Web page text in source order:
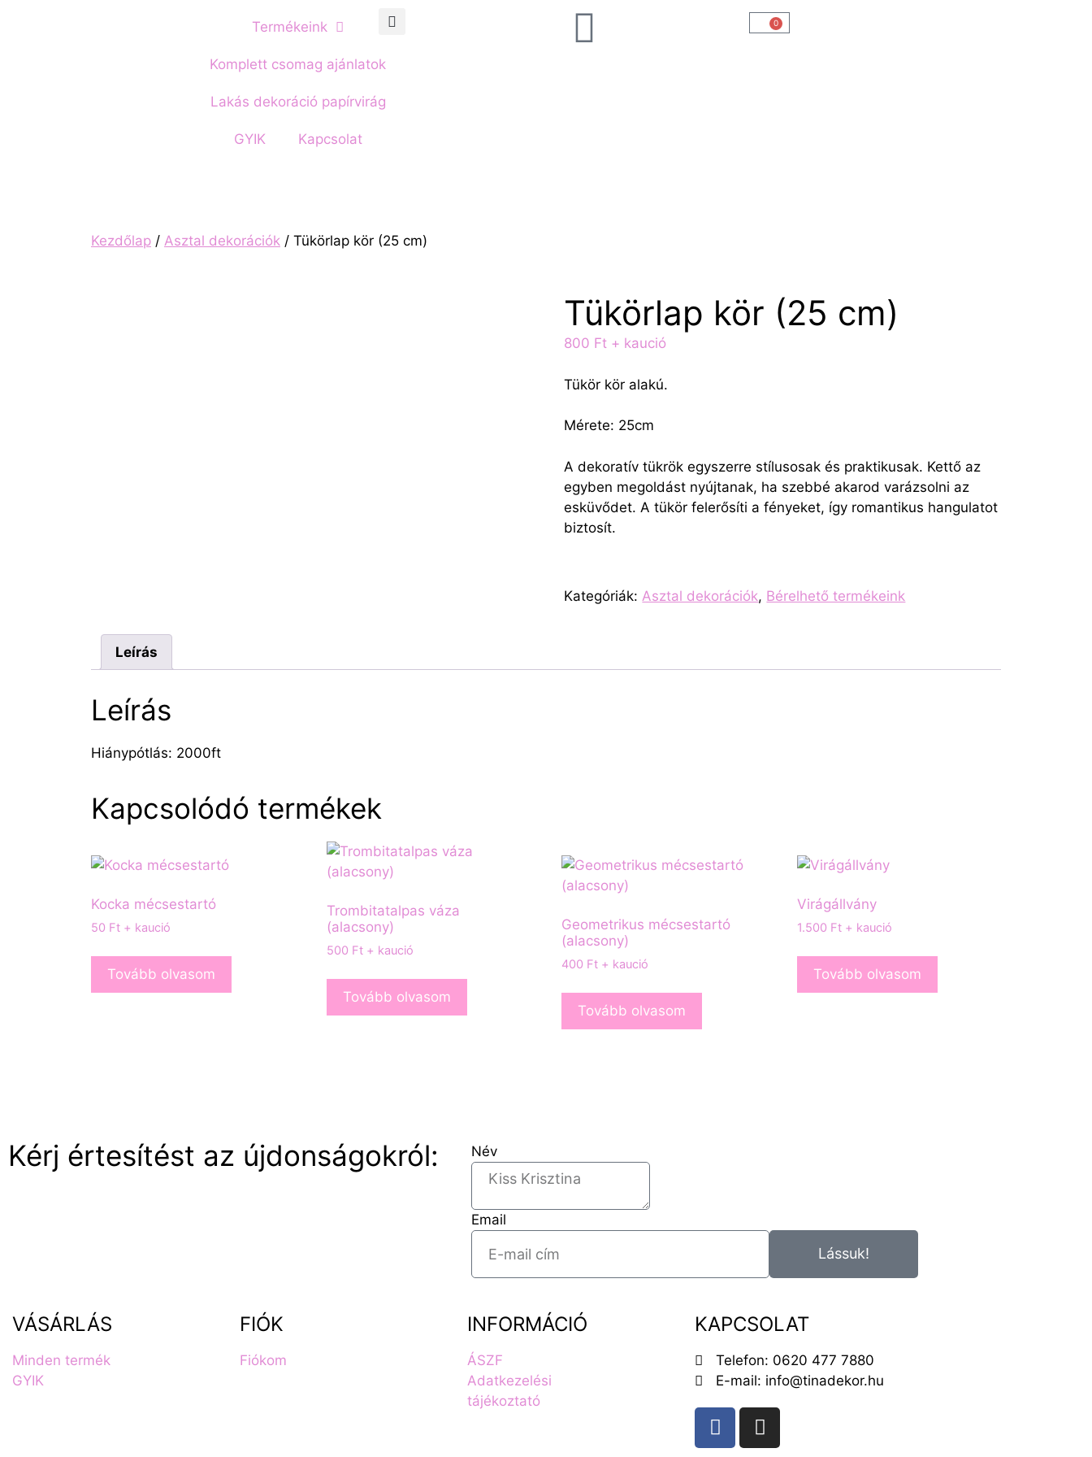
Termékeink
Komplett csomag ajánlatok
Lakás dekoráció papírvirág
GYIK Kapcsolat
0
Kezdőlap / Asztal dekorációk / Tükörlap kör (25 cm)
Tükörlap kör (25 cm)
800 Ft + kaució
Tükör kör alakú.
Mérete: 25cm
A dekoratív tükrök egyszerre stílusosak és praktikusak. Kettő az
egyben megoldást nyújtanak, ha szebbé akarod varázsolni az
esküvődet. A tükör felerősíti a fényeket, így romantikus hangulatot
biztosít.
Kategóriák:Asztal dekorációk, Bérelhető termékeink
Leírás
Leírás
Hiánypótlás: 2000ft
Kapcsolódó termékek
Kocka mécsestartó
50 Ft + kaució
Tovább olvasom
Trombitatalpas váza
(alacsony)
500 Ft+ kaució
Tovább olvasom
Geometrikus mécsestartó
(alacsony)
400 Ft + kaució
Tovább olvasom
Virágállvány
1.500 Ft+ kaució
Tovább olvasom
Kérj értesítést az újdonságokról: Név
Email
Lássuk!
VÁSÁRLÁS
Minden termék
GYIK
FIÓK
Fiókom
INFORMÁCIÓ
ÁSZF
Adatkezelési
tájékoztató
KAPCSOLAT
Telefon: 0620 477 7880
E-mail: info@tinadekor.hu